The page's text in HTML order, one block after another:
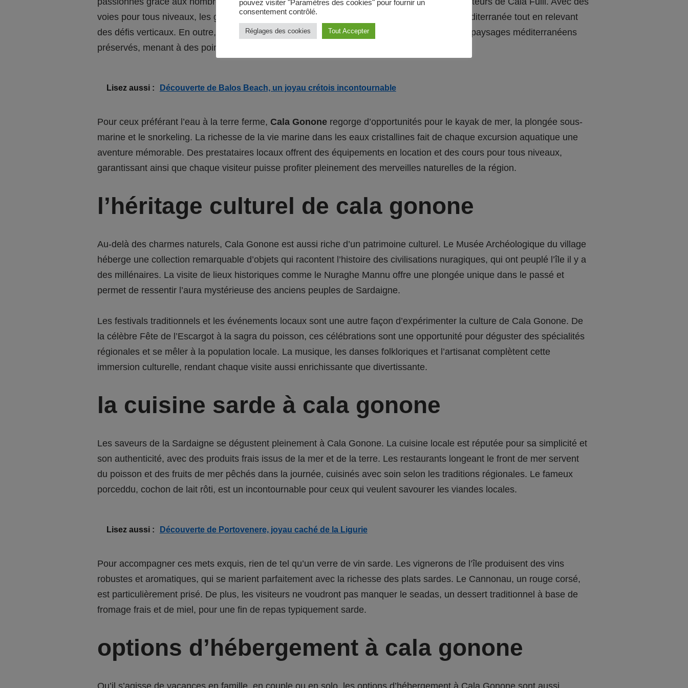
voies pour tous niveaux, les grimpeurs peuvent profiter d’une vue imprenable sur la mer Méditerranée tout en relevant
des défis verticaux. En outre, de nombreux sentiers de randonnée serpentent à travers des paysages méditerranéens
préservés, menant à des points de vue époustouflants et des criques isolées.
Lisez aussi : Découverte de Balos Beach, un joyau crétois incontournable
Pour ceux préférant l’eau à la terre ferme, Cala Gononeregorge d’opportunités pour le kayak de mer, la plongée sous-
marine et le snorkeling. La richesse de la vie marine dans les eaux cristallines fait de chaque excursion aquatique une
aventure mémorable. Des prestataires locaux offrent des équipements en location et des cours pour tous niveaux,
garantissant ainsi que chaque visiteur puisse profiter pleinement des merveilles naturelles de la région.
l’héritage culturel de cala gonone
Au-delà des charmes naturels, Cala Gonone est aussi riche d’un patrimoine culturel. Le Musée Archéologique du village
héberge une collection remarquable d’objets qui racontent l’histoire des civilisations nuragiques, qui ont peuplé l’île il y a
des millénaires. La visite de lieux historiques comme le Nuraghe Mannu offre une plongée unique dans le passé et
permet de ressentir l’aura mystérieuse des anciens peuples de Sardaigne.
Les festivals traditionnels et les événements locaux sont une autre façon d’expérimenter la culture de Cala Gonone. De
la célèbre Fête de l’Escargot à la sagra du poisson, ces célébrations sont une opportunité pour déguster des spécialités
régionales et se mêler à la population locale. La musique, les danses folkloriques et l’artisanat complètent cette
immersion culturelle, rendant chaque visite aussi enrichissante que divertissante.
la cuisine sarde à cala gonone
Les saveurs de la Sardaigne se dégustent pleinement à Cala Gonone. La cuisine locale est réputée pour sa simplicité et
son authenticité, avec des produits frais issus de la mer et de la terre. Les restaurants longeant le front de mer servent
du poisson et des fruits de mer pêchés dans la journée, cuisinés avec soin selon les traditions régionales. Le fameux
porceddu, cochon de lait rôti, est un incontournable pour ceux qui veulent savourer les viandes locales.
Lisez aussi : Découverte de Portovenere, joyau caché de la Ligurie
Pour accompagner ces mets exquis, rien de tel qu’un verre de vin sarde. Les vignerons de l’île produisent des vins
robustes et aromatiques, qui se marient parfaitement avec la richesse des plats sardes. Le Cannonau, un rouge corsé,
est particulièrement prisé. De plus, les visiteurs ne voudront pas manquer le seadas, un dessert traditionnel à base de
fromage frais et de miel, pour une fin de repas typiquement sarde.
options d’hébergement à cala gonone
Qu’il s’agisse de vacances en famille, en couple ou en solo, les options d’hébergement à Cala Gonone sont aussi
pouvez visiter "Paramètres des cookies" pour fournir un
consentement contrôlé.
Réglages des cookies Tout Accepter